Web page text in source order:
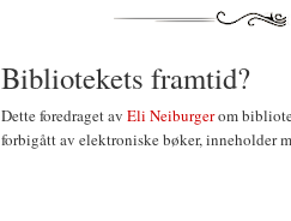
Bibliotekets framtid?
Dette foredraget av Eli Neiburgerom
forbigått av elektroniske bøker, inneholder